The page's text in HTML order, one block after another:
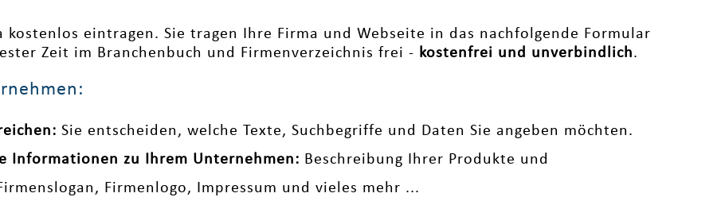
kostenlos eintragen. Sie tragen Ihre Firma und Webseite in das nachfolgende Formular
Zeit im Branchenbuch und Firmenverzeichnis frei - kostenfrei und unverbindlich.
Sie entscheiden, welche Texte, Suchbegriffe und Daten Sie angeben möchten.
Informationen zu Ihrem Unternehmen: Beschreibung Ihrer Produkte und
Firmenlogo, Impressum und vieles mehr ...